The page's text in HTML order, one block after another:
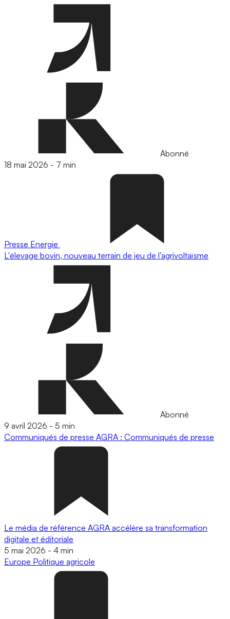
Abonné
18 mai 2026 - 7 min
Presse Energie
L'élevage bovin, nouveau terrain de jeu de l’agrivoltaïsme
Abonné
9 avril 2026 - 5 min
Communiqués de presse AGRA : Communiqués de presse
Le média de référence AGRA accélère sa transformation
digitale et éditoriale
5 mai 2026 - 4 min
Europe Politique agricole